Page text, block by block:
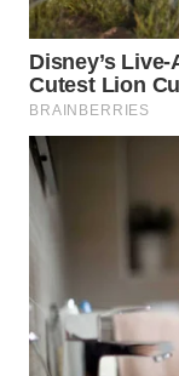
WN
MAJALENGKA
WN
SUBANG
WN
PURWAKARTA